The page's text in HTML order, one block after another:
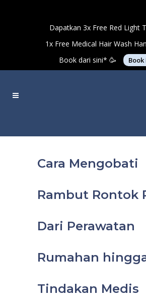
Dapatkan 3x Free Red Light
1x Free Medical Hair Wash
Book dari sini* 🥳
Cara Mengobati
Rambut Rontok
Dari Perawatan
Rumahan
Tindakan Medis